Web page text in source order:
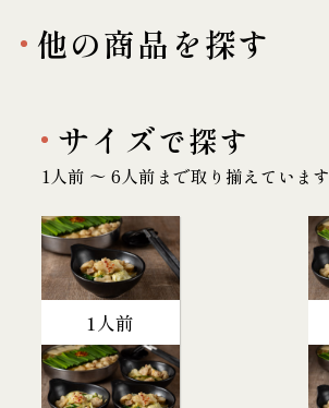
他の商品を探す
サイズで探す
1人前 〜 6人前まで取り揃えています
1人前